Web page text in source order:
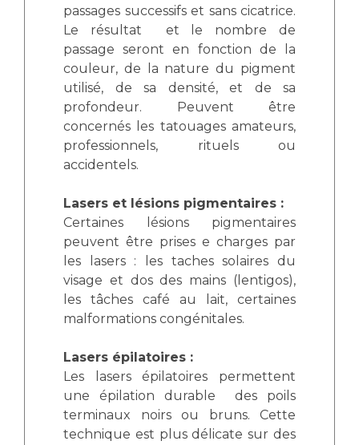
passages successifs et sans cicatrice.
Le résultat et le nombre de
passage seront en fonction de la
couleur, de la nature du pigment
utilisé, de sa densité, et de sa
profondeur. Peuvent être
concernés les tatouages amateurs,
professionnels, rituels ou
accidentels.
Lasers et lésions pigmentaires :
Certaines lésions pigmentaires
peuvent être prises e charges par
les lasers : les taches solaires du
visage et dos des mains (lentigos),
les tâches café au lait, certaines
malformations congénitales.
Lasers épilatoires :
Les lasers épilatoires permettent
une épilation durable des poils
terminaux noirs ou bruns. Cette
technique est plus délicate sur des